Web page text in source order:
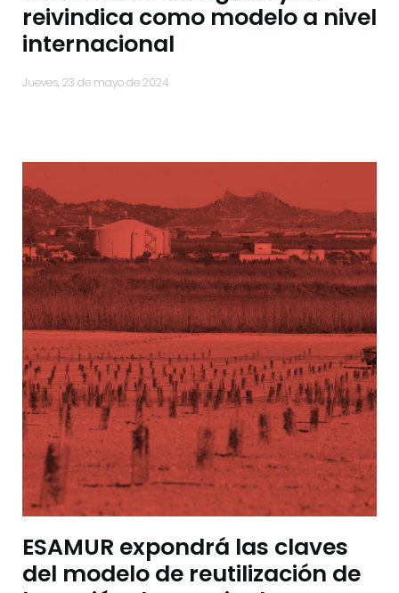
reivindica como modelo a nivel
internacional
jueves, 23 de mayo de 2024
ESAMUR expondrá las claves
del modelo de reutilización de